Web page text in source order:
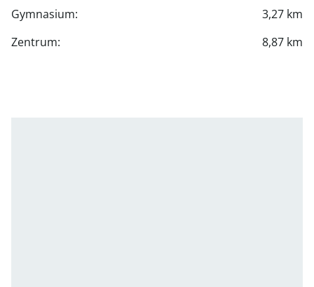
Gymnasium:
3,27 km
Zentrum:
8,87 km